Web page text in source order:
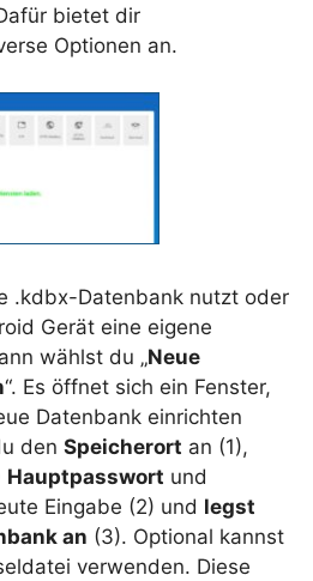
bietet dir
Optionen an.
.kdbx-Datenbank nutzt oder
Gerät eine eigene
wählst du „Neue
“. Es öffnet sich ein Fenster,
Datenbank einrichten
den Speicherort an (1),
Hauptpasswort und
Eingabe (2) und legst
an (3). Optional kannst
verwenden. Diese